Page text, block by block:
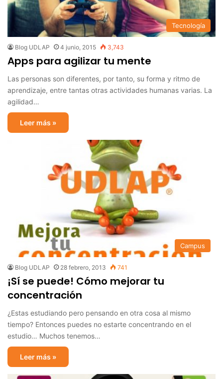
Tecnología
Blog UDLAP 4 junio, 2015 3,743
Apps para agilizar tu mente
Las personas son diferentes, por tanto, su forma y ritmo de
aprendizaje, entre tantas otras actividades humanas varias. La
agilidad…
Leer más »
Campus
Blog UDLAP 28 febrero, 2013 741
¡Sí se puede! Cómo mejorar tu
concentración
¿Estas estudiando pero pensando en otra cosa al mismo
tiempo? Entonces puedes no estarte concentrando en el
estudio… Muchos tenemos…
Leer más »